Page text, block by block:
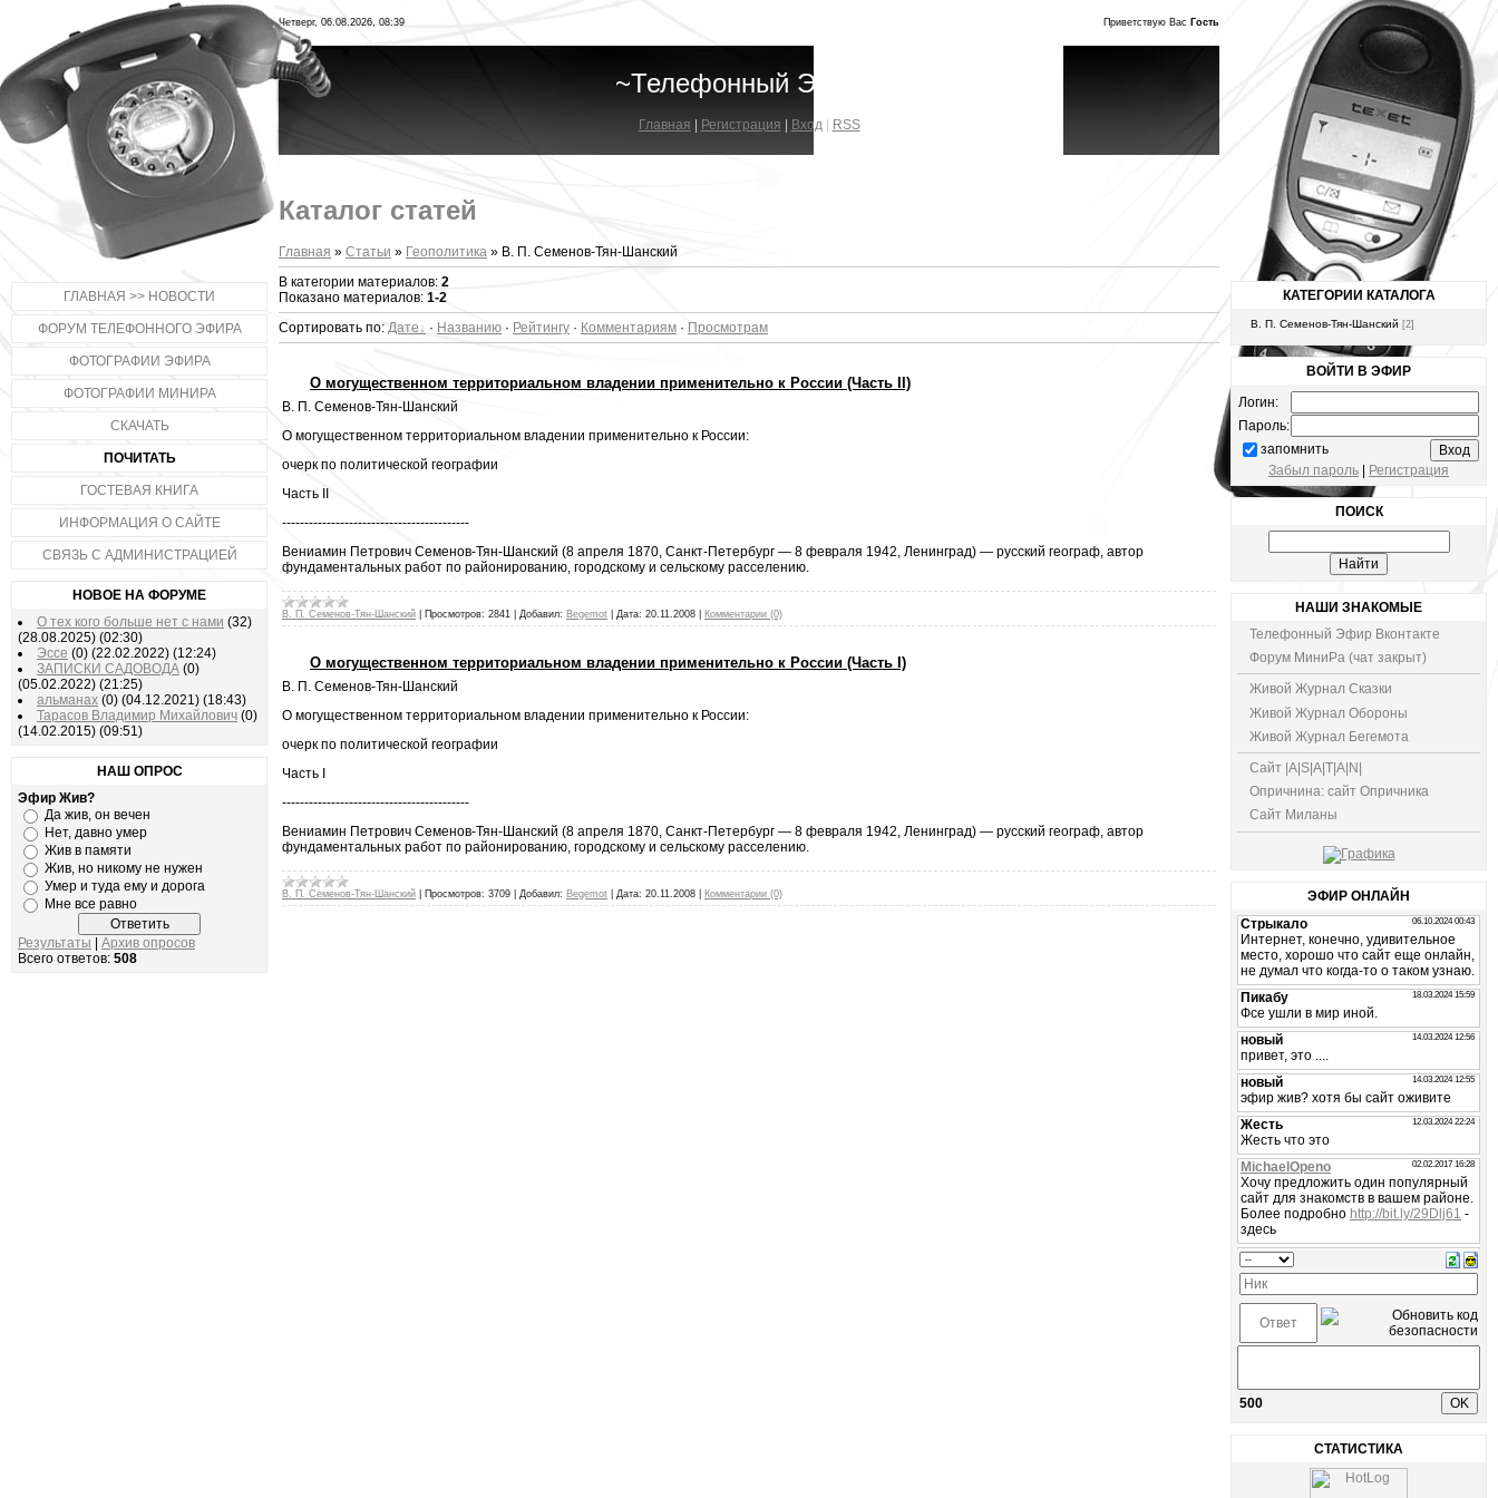
ГЛАВНАЯ >> НОВОСТИ
ФОРУМ ТЕЛЕФОННОГО ЭФИРА
ФОТОГРАФИИ ЭФИРА
ФОТОГРАФИИ МИНИРА
СКАЧАТЬ
ПОЧИТАТЬ
ГОСТЕВАЯ КНИГА
ИНФОРМАЦИЯ О САЙТЕ
СВЯЗЬ С АДМИНИСТРАЦИЕЙ
НОВОЕ НА ФОРУМЕ
О тех кого больше нет с нами (32)
(28.08.2025) (02:30)
Эссе (0) (22.02.2022) (12:24)
ЗАПИСКИ САДОВОДА (0)
(05.02.2022) (21:25)
альманах (0) (04.12.2021) (18:43)
Тарасов Владимир Михайлович (0)
(14.02.2015) (09:51)
НАШ ОПРОС
Эфир Жив?
Да жив, он вечен
Нет, давно умер
Жив в памяти
Жив, но никому не нужен
Умер и туда ему и дорога
Мне все равно
Результаты
Архив опросов
Всего ответов: 508
Четверг, 06.08.2026, 08:39 Приветствую Вас Гость
~Телефонный Эфир~
Главная Регистрация Вход| RSS
Каталог статей
Главная » Статьи » Геополитика » В. П. Семенов-Тян-Шанский
В категории материалов: 2
Показано материалов: 1-2
Сортировать по: Дате · Названию · Рейтингу · Комментариям · Просмотрам
О могущественном территориальном владении применительно к России (Часть II)
В. П. Семенов-Тян-Шанский
О могущественном территориальном владении применительно к России:
очерк по политической географии
Часть II
------------------------------------------
Вениамин Петрович Семенов-Тян-Шанский (8 апреля 1870, Санкт-Петербург — 8 февраля 1942, Ленинград) — русский географ, автор
фундаментальных работ по районированию, городскому и сельскому расселению.
В. П. Семенов-Тян-Шанский Просмотров: 2841 Добавил: Begemot Дата: 20.11.2008 Комментарии (0)
О могущественном территориальном владении применительно к России (Часть I)
В. П. Семенов-Тян-Шанский
О могущественном территориальном владении применительно к России:
очерк по политической географии
Часть I
------------------------------------------
Вениамин Петрович Семенов-Тян-Шанский (8 апреля 1870, Санкт-Петербург — 8 февраля 1942, Ленинград) — русский географ, автор
фундаментальных работ по районированию, городскому и сельскому расселению.
В. П. Семенов-Тян-Шанский Просмотров: 3709 Добавил: Begemot Дата: 20.11.2008 Комментарии (0)
КАТЕГОРИИ КАТАЛОГА
В. П. Семенов-Тян-Шанский [2]
ВОЙТИ В ЭФИР
Логин:
Пароль:
запомнить
Забыл пароль
Регистрация
ПОИСК
НАШИ ЗНАКОМЫЕ
Телефонный Эфир Вконтакте
Форум МиниРа (чат закрыт)
Живой Журнал Сказки
Живой Журнал Обороны
Живой Журнал Бегемота
Сайт |A|S|A|T|A|N|
Опричнина: сайт Опричника
Сайт Миланы
ЭФИР ОНЛАЙН
500
СТАТИСТИКА